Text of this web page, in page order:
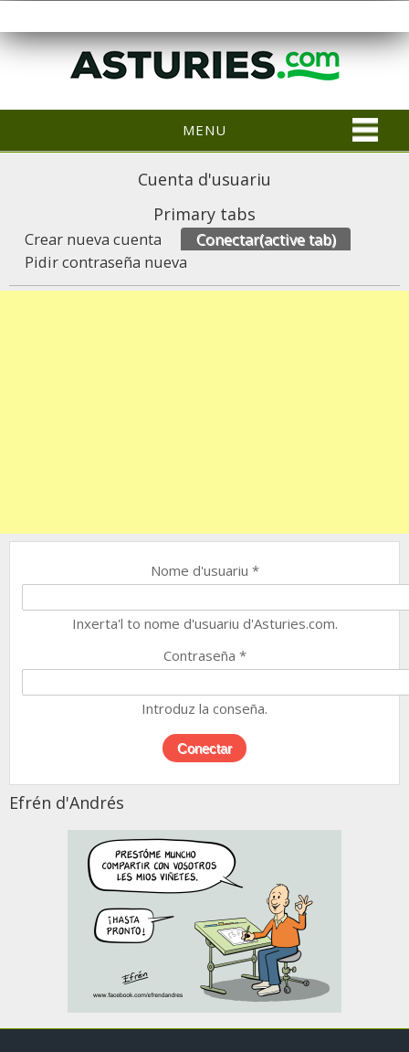
MENU
Cuenta d'usuariu
Primary tabs
Crear nueva cuenta Conectar(active tab)
Pidir contraseña nueva
Nome d'usuariu *
Inxerta'l to nome d'usuariu d'Asturies.com.
Contraseña *
Introduz la conseña.
Efrén d'Andrés